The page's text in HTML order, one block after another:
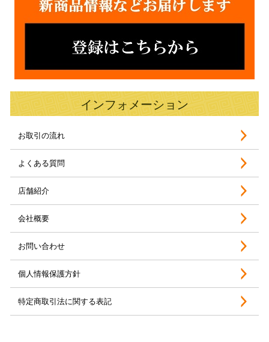
インフォメーション
お取引の流れ
よくある質問
店舗紹介
会社概要
お問い合わせ
個人情報保護方針
特定商取引法に関する表記